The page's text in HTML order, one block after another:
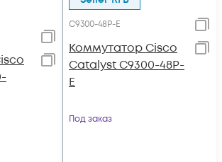
C9300-48P-E
Коммутатор Cisco
Catalyst C9300-48P-
E
Под заказ